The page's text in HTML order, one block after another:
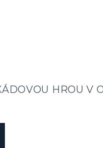
HROU V